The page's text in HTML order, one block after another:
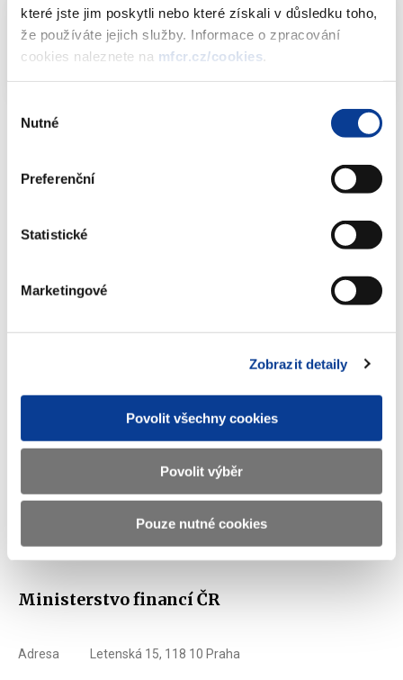
které jste jim poskytli nebo které získali v důsledku toho,
že používáte jejich služby. Informace o zpracování
cookies naleznete na mfcr.cz/cookies
souhlasu
Nutné
Preferenční
Statistické
Marketingové
Zobrazit detaily
Povolit všechny cookies
Povolit výběr
Pouze nutné cookies
Info-106-99-MF-24753-2022-48
Dokumenty ke stažení
Ministerstvo financí ČR
Adresa Letenská 15, 118 10 Praha